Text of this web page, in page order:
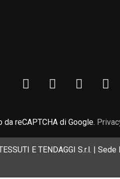
reCAPTCHA di Google.
E TENDAGGI S.r.l. |